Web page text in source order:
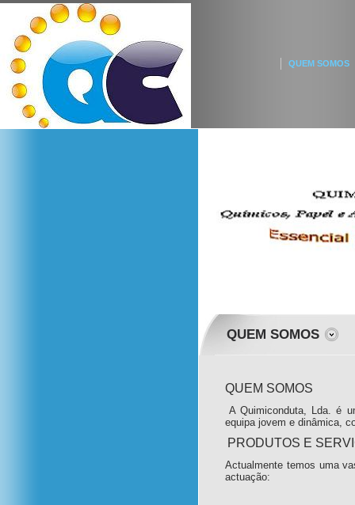
QUEM SOMOS
QUEM SOMOS
QUEM SOMOS
A Quimiconduta, Lda. é
equipa jovem e dinâmica,
PRODUTOS E
Actualmente temos uma
actuação: